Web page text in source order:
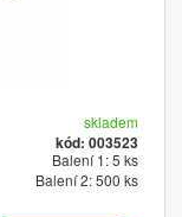
skladem
kód: 003523
Balení 1: 5 ks
Balení 2: 500 ks